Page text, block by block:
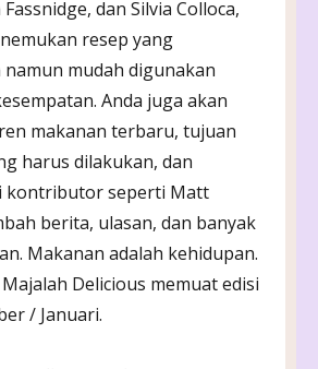
dan Silvia Colloca,
resep yang
mudah digunakan
Anda juga akan
makanan terbaru, tujuan
harus dilakukan, dan
kontributor seperti Matt
berita, ulasan, dan banyak
Makanan adalah kehidupan.
Delicious memuat edisi
/ Januari.